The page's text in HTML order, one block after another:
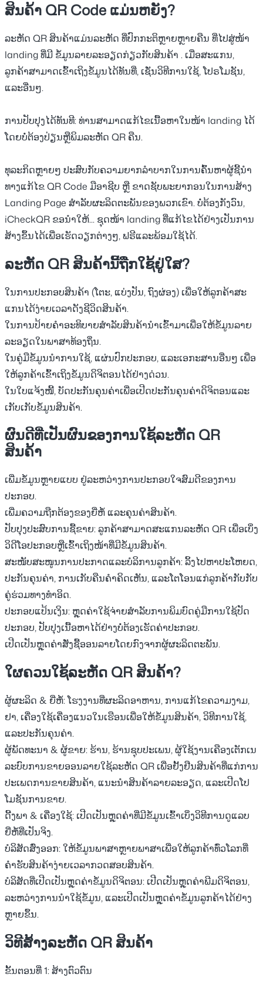
ສິນຄ້າ QR Code ແມ່ນຫຍັງ?
ລະຫັດ QR ສິນຄ້າແມ່ນລະຫັດ ທີ່ປົກກະຕິຫຼາຍຫຼາຍຄືນ ທີ່ໄປສູ່ໜ້າ
landing ທີ່ມີ ຂໍ້ມູນລາຍລະອຽດກ່ຽວກັບສິນຄ້າ . ເມື່ອສະແກນ,
ລູກຄ້າສາມາດເຂົ້າເຖິງຂໍ້ມູນໄດ້ທັນທີ່, ເຊັ່ນວິທີການໃຊ້, ໂປຣໂມຊັນ,
ແລະອື່ນໆ.
ການປັບປຸງໄດ້ທັນທີ:ທ່ານສາມາດແກ້ໄຂເນື້ອຫາໃນໜ້າ landing ໄດ້
ໂດຍບໍ່ຕ້ອງປ່ຽນຫຼືພິມລະຫັດ QR ຄືນ.
ທຸລະກິດຫຼາຍໆ ປະສົບກັບຄວາມຍາກລຳບາກໃນການຄົ້ນຫາຜູ້ຊີ້ນຳ
ທາງແກ້ໄຂ QR Code ມືອາຊີບ ຫຼື ຂາດຊັບພະຍາກອນໃນການສ້າງ
Landing Page ສຳລັບຜະລິດຕະພັນຂອງພວກເຂົາ. ບໍ່ຕ້ອງກັງວົນ,
iCheckQR ຂອນຳໃຫ້... ຊຸດໜ້າ landing ທີ່ແກ້ໄຂໄດ້ຢ່າງເປັນການ
ສ້າງຂຶ້ນໄດ້ເພື່ອເຮັດວຽກຕ່າງໆ, ຟຣີແລະພ້ອມໃຊ້ໄດ້.
ລະຫັດ QR ສິນຄ້ານີ້ຖືກໃຊ້ຢູ່ໃສ?
ໃນການປະກອບສິນຄ້າ (ໂຕະ, ແບ່ງປັນ, ຖົງຜ່ອງ) ເພື່ອໃຫ້ລູກຄ້າສະ
ແກນໄດ້ງ່າຍເວລາດັງຊີວິດສິນຄ້າ.
ໃນການປ້າຍຄໍາອະທິບາຍສຳລັບສິນຄ້ານຳເຂົ້າມາເພື່ອໃຫ້ຂໍ້ມູນລາຍ
ລະອຽດໃນພາສາທ້ອງຖິ່ນ.
ໃນຄູ່ມືຂໍ້ມູນນຳການໃຊ້, ແຜ່ນປົກປະກອບ, ແລະເອກະສານອື່ນໆ ເພື່ອ
ໃຫ້ລູກຄ້າເຂົ້າເຖິງຂໍ້ມູນດິຈິຕອນໄດ້ຢ່າງດ່ວນ.
ໃນໃບແຈ້ງໜີ້, ບັດປະກັນຄຸນຄ່າເພື່ອເປີດປະກັນຄຸນຄ່າດິຈິຕອນແລະ
ເກັບເກັບຂໍ້ມູນສິນຄ້າ.
ຜົນດີທີ່ເປັນຜົນຂອງການໃຊ້ລະຫັດ QR
ສິນຄ້າ
ເພີ່ມຂໍ້ມູນຫຼາຍແບບ ຢູ່ລະຫວ່າງການປະກອບໃຈສົມດີຂອງການ
ປະກອບ.
ເພີ່ມຄວາມຖືກຕ້ອງຂອງຍີ່ຫໍ້ ແລະຄຸນຄ່າສິນຄ້າ.
ປັບປຸງປະສົບການຊື້ຂາຍ:ລູກຄ້າສາມາດສະແກນລະຫັດ QR ເພື່ອເບິ່ງ
ວິດີໂອປະກອບຫຼືເຂົ້າເຖິງໜ້າທີ່ມີຂໍ້ມູນສິນຄ້າ.
ສະໜັບສະໜູນການປະກາດແລະບໍລິການລູກຄ້າ:ລິ້ງໄປຫາປະໂຫຍດ,
ປະກັນຄຸນຄ່າ, ການເກັບຄືນຄຳຄິດເຫັນ, ແລະໂຕໂອນແກ່ລູກຄ້າກັບກັບ
ຄູ່ຮ່ວມທາງທໍາອິດ.
ປະກອບແປ້ນເງິນ: ຫຼຸດຄ່າໃຊ້ຈ່າຍສໍາລັບການພິມບົດຄູ່ມືການໃຊ້ປັດ
ປະກອບ, ປັບປຸງເນື້ອຫາໄດ້ຢ່າງບໍ່ຕ້ອງເຮັດຄ່າປະກອບ.
ເປີດເປັນຫຼຸດຄ່າສັ່ງຊື້ອອນລາຍໂດຍກົງຈາກຜູ້ຜະລິດຕະພັນ.
ໃຜຄວນໃຊ້ລະຫັດ QR ສິນຄ້າ?
ຜູ້ຜະລິດ & ຍີ່ຫໍ້:ໂຮງງານທີ່ຜະລິດອາຫານ, ການແກ້ໄຂຄວາມງາມ,
ຢາ, ເຄື່ອງໃຊ້ເຄື່ອງແນວໃນເຮືອນເພື່ອໃຫ້ຂໍ້ມູນສິນຄ້າ, ວິທີການໃຊ້,
ແລະປະກັນຄຸນຄ່າ.
ຜູ້ພັດທະນາ & ຜູ້ຂາຍ: ຮ້ານ, ຮ້ານຊຸບປະເພນ, ຜູ້ໃຊ້ງານເຄືອງເຕັກເນ
ລະບົບການຂາຍອອນລາຍໃຊ້ລະຫັດ QR ເພື່ອຢັ້ງຢືນສິນຄ້າທີ່ແກ່ການ
ປະເພດການຂາຍສິນຄ້າ, ແນະນໍາສິນຄ້າລາຍລະອຽດ, ແລະເປີດໂປ
ໂມຊັນການຂາຍ.
ດີ້ງພາ & ເຄື່ອງໃຊ້: ເປີດເປັນຫຼຸດຄ່າທີ່ມີຂໍ້ມູນເຂົ້າເບິ່ງວິທີການດູແລບ
ຍີ່ຫໍ້ທີ່ເປັນຈິງ.
ບໍລິສັດສົ່ງອອກ:ໃຫ້ຂໍ້ມູນພາສາຫຼາຍພາສາເພື່ອໃຫ້ລູກຄ້າທົ່ວໂລກທີ່
ຄໍາຮັບສິນຄ້າງ່າຍເວລາກວດສອບສິນຄ້າ.
ບໍລິສັດທີ່ເປີດເປັນຫຼຸດຄ່າຂໍ້ມູນດິຈິຕອນ: ເປີດເປັນຫຼຸດຄ່າພີມດິຈິຕອນ,
ລະຫວ່າງການນຳໃຊ້ຂໍ້ມູນ, ແລະເປີດເປັນຫຼຸດຄ່າຂໍ້ມູນລູກຄ້າໄດ້ຢ່າງ
ຫຼາຍຂຶ້ນ.
ວິທີສ້າງລະຫັດ QR ສິນຄ້າ
ຂັ້ນຕອນທີ່ 1: ສ້າງຕົວຕົນ